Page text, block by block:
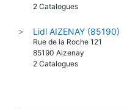
2 Catalogues
> Lidl AIZENAY (85190)
Rue de la Roche 121
85190 Aizenay
2 Catalogues